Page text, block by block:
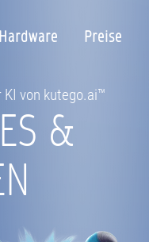
von kutego.ai™
&
Hardware Preise